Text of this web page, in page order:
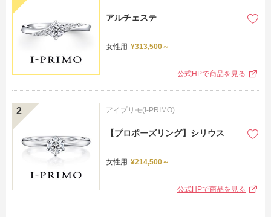
アルチェステ
女性用 ¥313,500～
公式HPで商品を見る
アイプリモ(I-PRIMO)
【プロポーズリング】シリウス
女性用 ¥214,500～
公式HPで商品を見る